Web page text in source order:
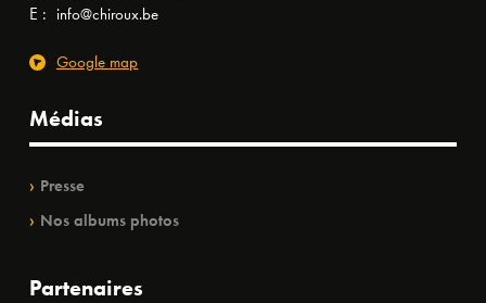
E : info@chiroux.be
Google map
Médias
Presse
Nos albums photos
Partenaires